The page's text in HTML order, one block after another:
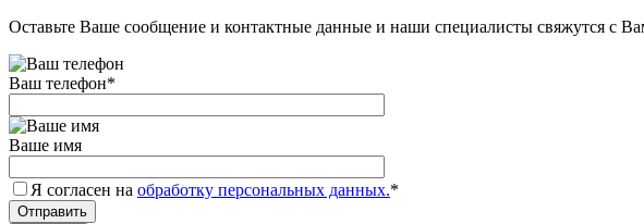
Оставьте Ваше сообщение и контактные данные и наши специалисты свяжутся с
Ваш телефон*
Ваше имя
Я согласен на обработку персональных данных.*